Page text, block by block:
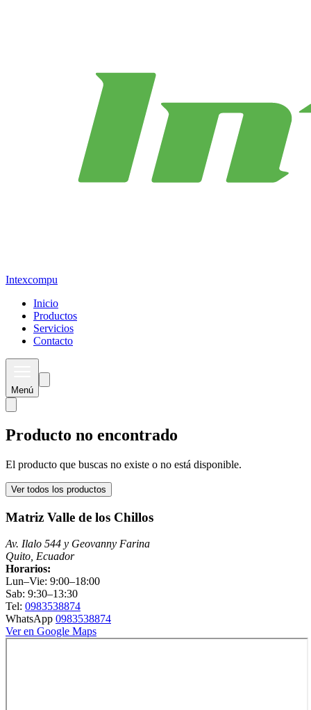
Intexcompu
Inicio
Productos
Servicios
Contacto
Menú
Producto no encontrado
El producto que buscas no existe o no está disponible.
Ver todos los productos
Matriz Valle de los Chillos
Av. Ilalo 544 y Geovanny Farina
Quito, Ecuador
Horarios:
Lun–Vie: 9:00–18:00
Sab: 9:30–13:30
Tel: 0983538874
WhatsApp 0983538874
Ver en Google Maps